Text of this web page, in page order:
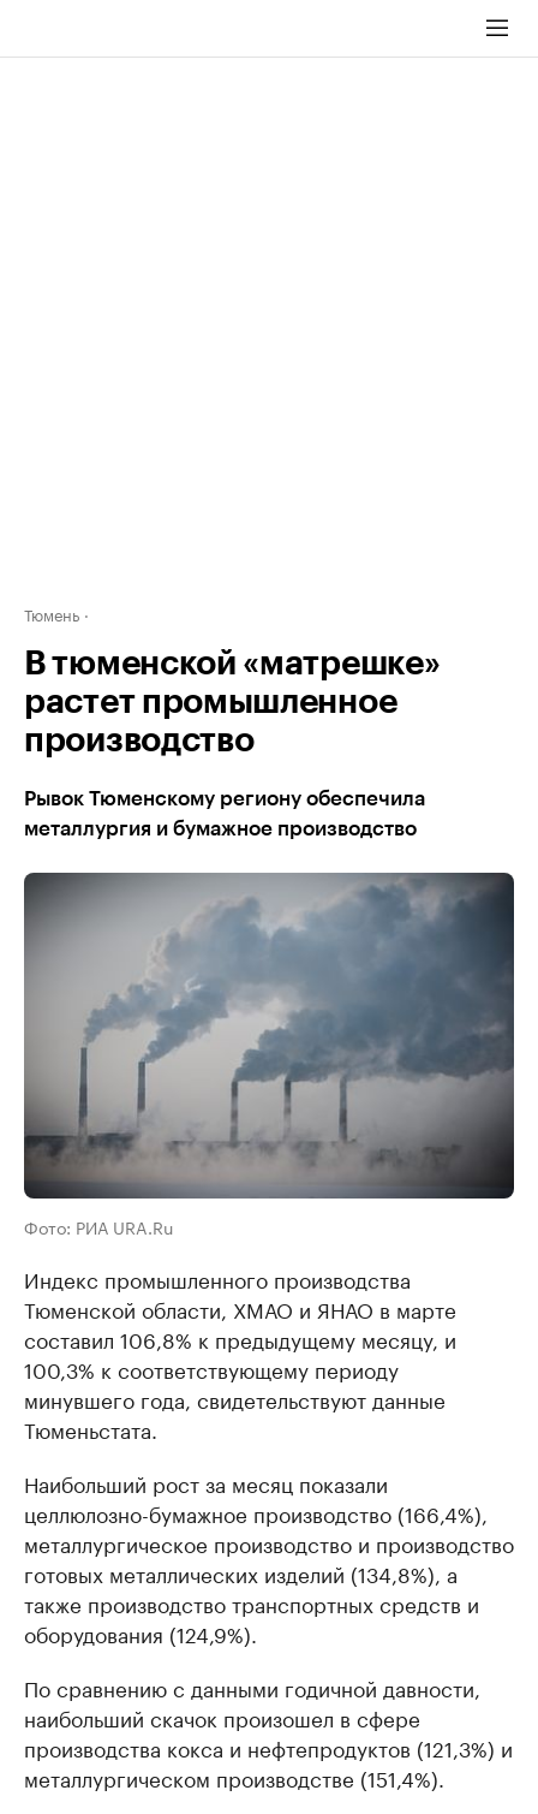
Тюмень
В тюменской «матрешке»
растет промышленное
производство
Рывок Тюменскому региону обеспечила
металлургия и бумажное производство
Фото: РИА URA.Ru
Индекс промышленного производства
Тюменской области, ХМАО и ЯНАО в марте
составил 106,8% к предыдущему месяцу, и
100,3% к соответствующему периоду
минувшего года, свидетельствуют данные
Тюменьстата.
Наибольший рост за месяц показали
целлюлозно-бумажное производство (166,4%),
металлургическое производство и производство
готовых металлических изделий (134,8%), а
также производство транспортных средств и
оборудования (124,9%).
По сравнению с данными годичной давности,
наибольший скачок произошел в сфере
производства кокса и нефтепродуктов (121,3%) и
металлургическом производстве (151,4%).